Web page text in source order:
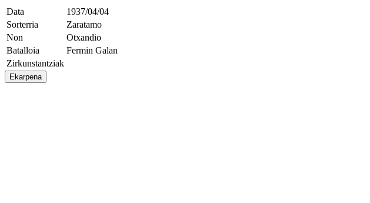
Data
1937/04/04
Sorterria
Zaratamo
Non
Otxandio
Batalloia
Fermin Galan
Zirkunstantziak